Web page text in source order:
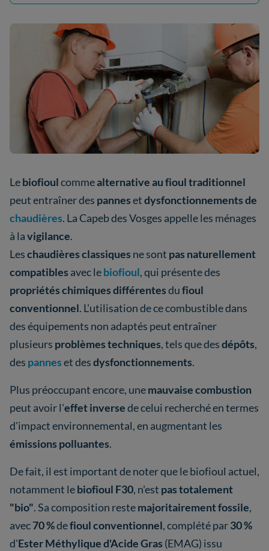
Lebiofioulcommealternative au fioul traditionnel
peut entraîner des pannesetdysfonctionnements de
chaudières. La Capeb des Vosges appelle les ménages
à lavigilance.
Leschaudières classiques ne sont pas naturellement
compatibles avec lebiofioul, qui présente des
propriétés chimiques différentesdufioul
conventionnel. L'utilisation de ce combustible dans
des équipements non adaptés peut entraîner
plusieurs problèmes techniques, tels que desdépôts,
des panneset desdysfonctionnements.
Plus préoccupant encore, unemauvaise combustion
peut avoir l'effet inversede celui recherché en termes
d'impact environnemental, en augmentant les
émissions polluantes.
De fait, il est important de noter que le biofioul actuel,
notamment lebiofioul F30, n'est pas totalement
"bio". Sa composition restemajoritairement fossile,
avec70 %defioul conventionnel, complété par30 %
d'Ester Méthylique d'Acide Gras (EMAG) issu